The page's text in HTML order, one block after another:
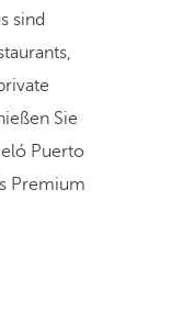
sind
Sie
Puerto
Premium